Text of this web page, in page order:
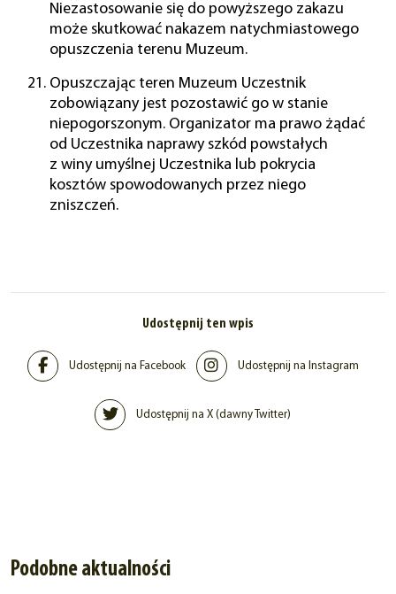
Niezastosowanie się do powyższego zakazu
może skutkować nakazem natychmiastowego
opuszczenia terenu Muzeum.
Opuszczając teren Muzeum Uczestnik
zobowiązany jest pozostawić go w stanie
niepogorszonym. Organizator ma prawo żądać
od Uczestnika naprawy szkód powstałych
z winy umyślnej Uczestnika lub pokrycia
kosztów spowodowanych przez niego
zniszczeń.
Udostępnij ten wpis
Udostępnij na Facebook Udostępnij na Instagram
Udostępnij na X (dawny Twitter)
Podobne aktualności